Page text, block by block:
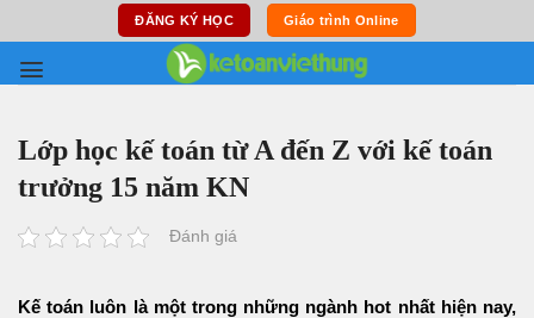
content
ĐĂNG KÝ HỌC Giáo trình Online
Lớp học kế toán từ A đến Z với kế toán
trưởng 15 năm KN
Đánh giá
Kế toán luôn là một trong những ngành hot nhất hiện nay,